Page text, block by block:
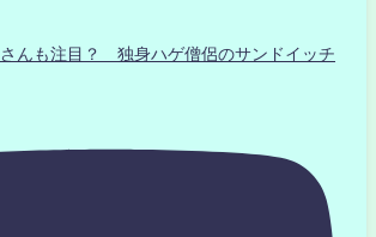
んも注目？ 独身ハゲ僧侶のサンドイッチ